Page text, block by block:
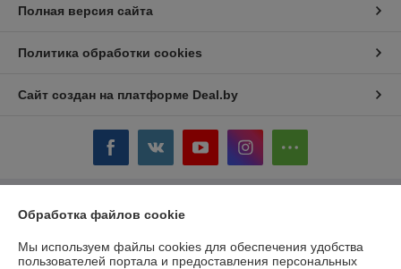
Полная версия сайта
Политика обработки cookies
Сайт создан на платформе Deal.by
Информация для покупателя
Юридическое лицо:ЧТУП «БелТоргХолод»
220036, Республика Беларусь, г.Минск, пер. Домашевский, 9-9
Обработка файлов cookie
Мы используем файлы cookies для обеспечения удобства
пользователей портала и предоставления персональных